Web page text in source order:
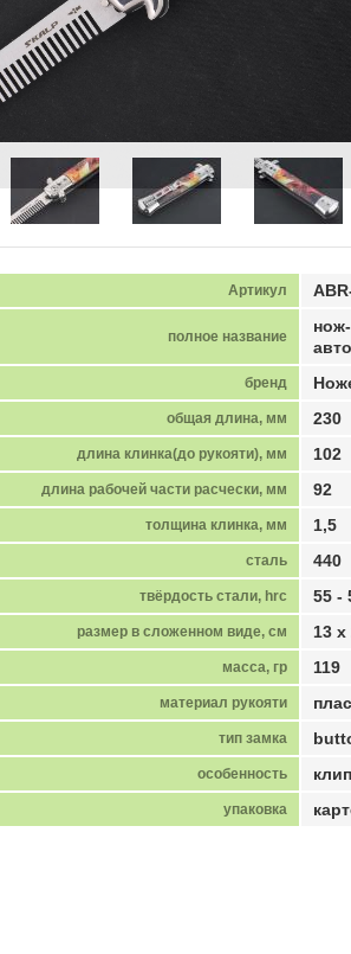
Артикул
полное название
бренд
общая длина, мм 230
длина клинка(до рукояти), мм 102
длина рабочей части расчески, мм 92
толщина клинка, мм 1,5
сталь 440
твёрдость стали, hrc 55 -
размер в сложенном виде, см 13 х
масса, гр 119
материал рукояти
тип замка
особенность
упаковка